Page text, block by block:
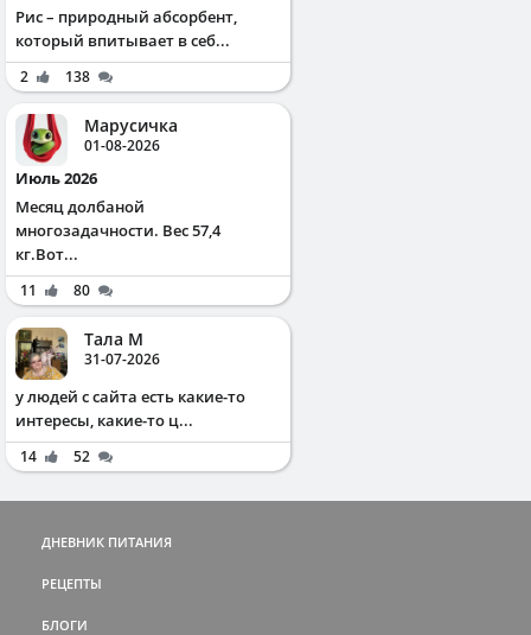
Рис – природный абсорбент,
который впитывает в себ...
2 138
Марусичка
01-08-2026
Июль 2026
Месяц долбаной
многозадачности. Вес 57,4
кг.Вот...
11 80
Тала М
31-07-2026
у людей с сайта есть какие-то
интересы, какие-то ц...
14 52
ДНЕВНИК ПИТАНИЯ
РЕЦЕПТЫ
БЛОГИ